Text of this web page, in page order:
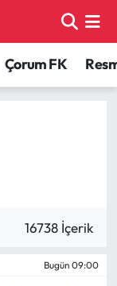
Çorum FK
16738 İçerik
Bugün 09:00